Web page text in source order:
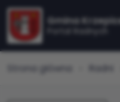
Gmina
Strona główna